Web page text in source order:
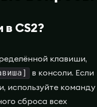
в CS2?
клавиши,
в консоли. Если
используйте команду
сброса всех